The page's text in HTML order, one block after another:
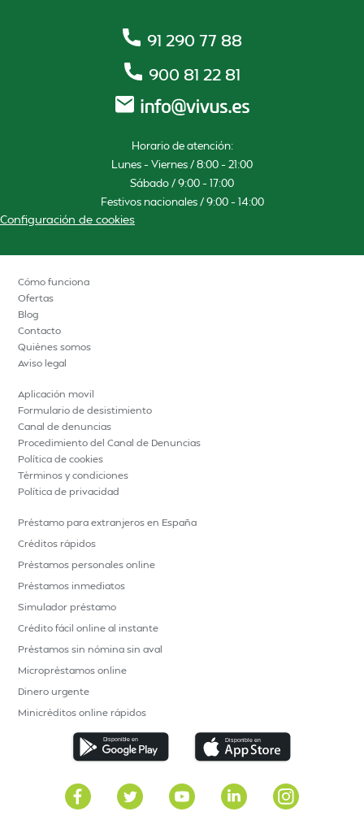
91 290 77 88
900 81 22 81
Horario de atención:
Lunes – Viernes / 8:00 – 21:00
Sábado / 9:00 – 17:00
Festivos nacionales / 9:00 – 14:00
Configuración de cookies
Cómo funciona
Ofertas
Blog
Contacto
Quiénes somos
Aviso legal
Aplicación movil
Formulario de desistimiento
Canal de denuncias
Procedimiento del Canal de Denuncias
Política de cookies
Términos y condiciones
Política de privacidad
Préstamo para extranjeros en España
Créditos rápidos
Préstamos personales online
Préstamos inmediatos
Simulador préstamo
Crédito fácil online al instante
Préstamos sin nómina sin aval
Micropréstamos online
Dinero urgente
Minicréditos online rápidos